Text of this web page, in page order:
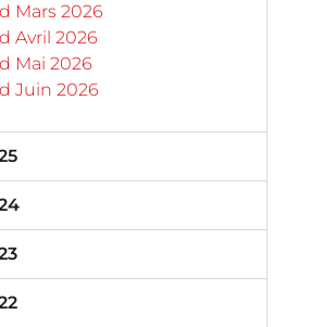
Mars 2026
Avril 2026
Mai 2026
Juin 2026